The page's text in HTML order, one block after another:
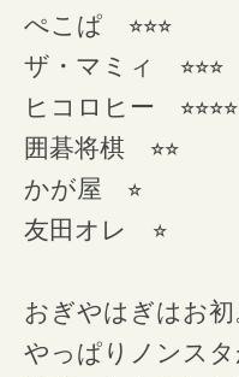
ぺこぱ ⭐︎⭐︎⭐︎
ザ・マミィ ⭐︎⭐︎⭐︎
ヒコロヒー ⭐︎⭐︎⭐︎⭐︎
囲碁将棋 ⭐︎⭐︎
かが屋 ⭐︎
友田オレ ⭐︎
おぎやはぎはお
やっぱりノンス